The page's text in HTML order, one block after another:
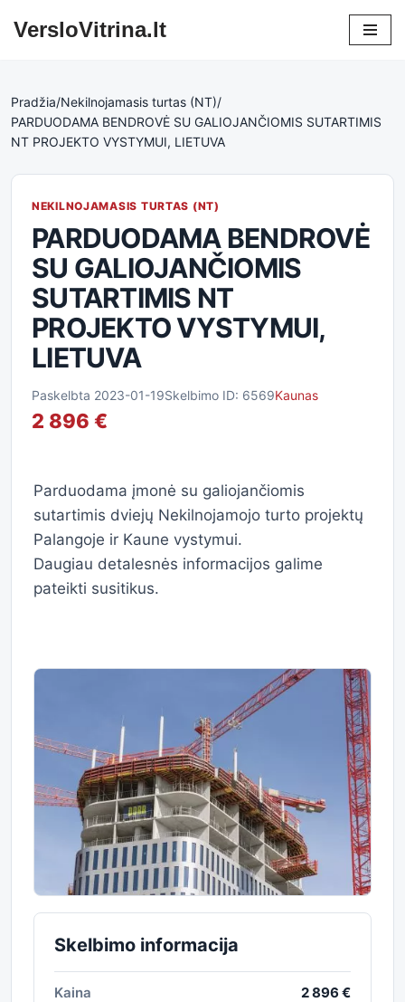
VersloVitrina.lt
Pradžia/Nekilnojamasis turtas (NT)/
PARDUODAMA BENDROVĖ SU GALIOJANČIOMIS SUTARTIMIS
NT PROJEKTO VYSTYMUI, LIETUVA
NEKILNOJAMASIS TURTAS (NT)
PARDUODAMA BENDROVĖ
SU GALIOJANČIOMIS
SUTARTIMIS NT
PROJEKTO VYSTYMUI,
LIETUVA
Paskelbta 2023-01-19Skelbimo ID: 6569Kaunas
2 896 €
Parduodama įmonė su galiojančiomis
sutartimis dviejų Nekilnojamojo turto projektų
Palangoje ir Kaune vystymui.
Daugiau detalesnės informacijos galime
pateikti susitikus.
Skelbimo informacija
Kaina 2 896 €